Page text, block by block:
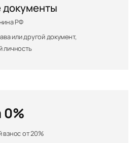
РФ
или другой документ,
личность
0%
от 20%